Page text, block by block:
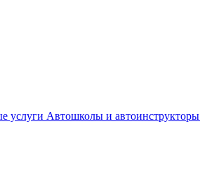
услуги Автошколы и автоинструкторы